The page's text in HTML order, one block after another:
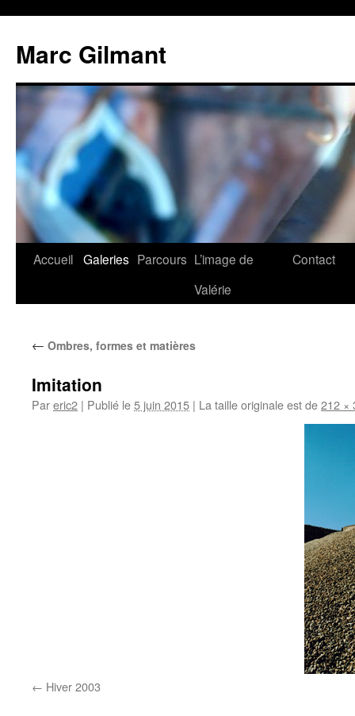
Marc Gilmant
Accueil Galeries Parcours L’image de
Valérie
Contact
← Ombres, formes et matières
Imitation
Pareric2 | Publié le5 juin 2015 | La taille originale est de212 ×
Hiver 2003